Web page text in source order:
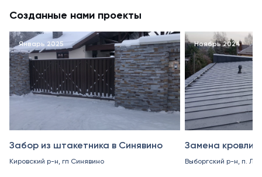
Созданные нами проекты
Январь 2025
Забор из штакетника в Синявино
Кировский р-н, гп Синявино
Ноябрь 2024
Замена кровли
Выборгский р-н, п.